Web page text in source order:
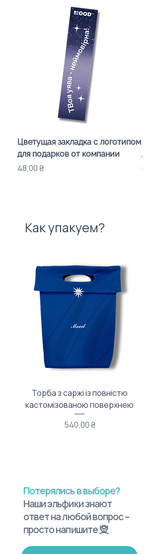
Цветущая закладка с логотипом
для подарков от компании
Цена
48,00 ₴
для
Цена
Как упакуем?
Торба з саржі із повністю
кастомізованою поверхнею
Цена
540,00 ₴
Потерялись в выборе?
Наши эльфики знают
ответ на любой вопрос –
просто напишите 🧝